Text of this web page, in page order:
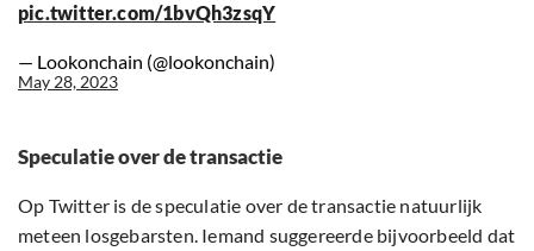
pic.twitter.com/1bvQh3zsqY
— Lookonchain (@lookonchain)
May 28, 2023
Speculatie over de transactie
Op Twitter is de speculatie over de transactie natuurlijk
meteen losgebarsten. Iemand suggereerde bijvoorbeeld dat